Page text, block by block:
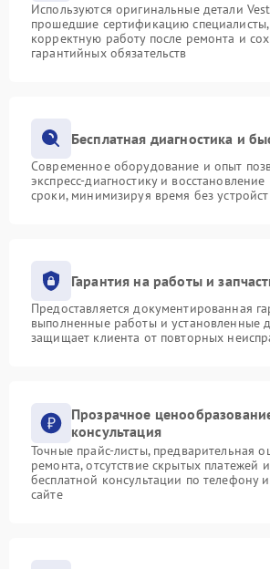
Используются оригинальные детали
прошедшие сертификацию специалисты,
корректную работу после ремонта и
гарантийных обязательств
Бесплатная диагностика и
Современное оборудование и опыт
экспресс-диагностику и
сроки, минимизируя время без
Гарантия на работы и
Предоставляется документированная
выполненные работы и установленные
защищает клиента от повторных
Прозрачное
консультация
Точные прайс-листы, предварительная
ремонта, отсутствие скрытых платежей
бесплатной консультации по телефону
сайте